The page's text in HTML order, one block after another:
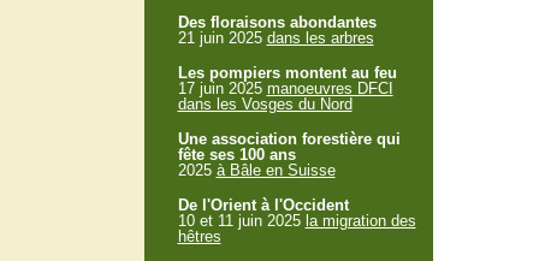
Des floraisons abondantes
21 juin 2025 dans les arbres
Les pompiers montent au feu
17 juin 2025 manoeuvres DFCI
dans les Vosges du Nord
Une association forestière qui
fête ses 100 ans
2025 à Bâle en Suisse
De l'Orient à l'Occident
10 et 11 juin 2025 la migration des
hêtres